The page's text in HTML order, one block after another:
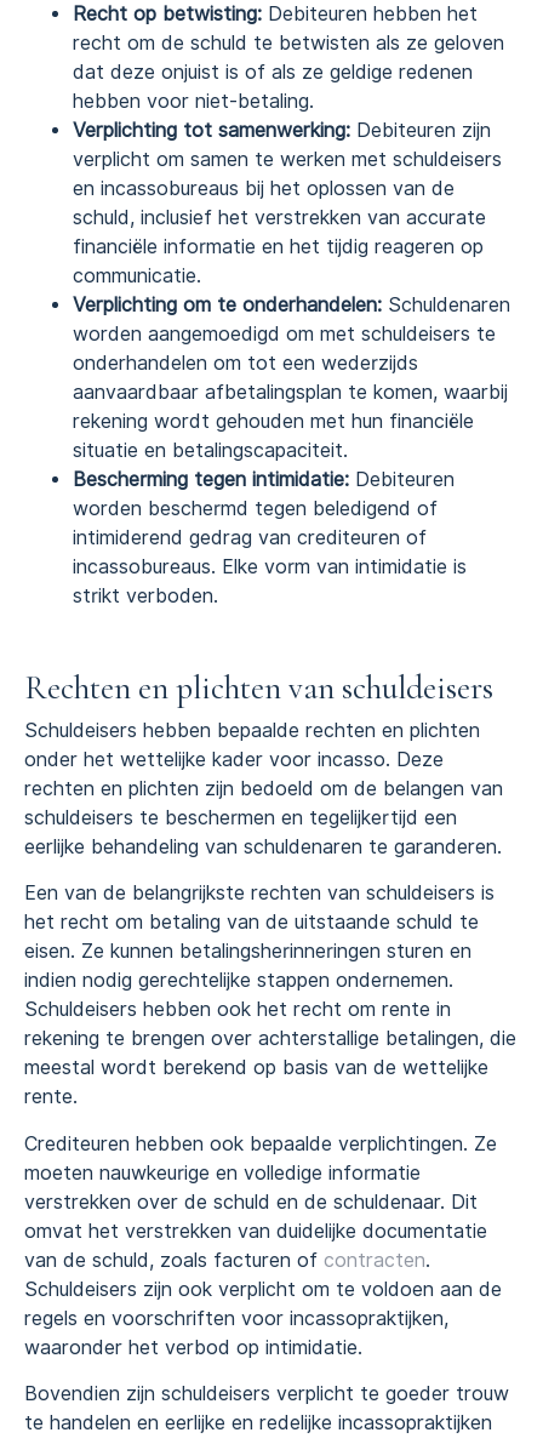
Recht op betwisting: Debiteuren hebben het
recht om de schuld te betwisten als ze geloven
dat deze onjuist is of als ze geldige redenen
hebben voor niet-betaling.
Verplichting tot samenwerking: Debiteuren zijn
verplicht om samen te werken met schuldeisers
en incassobureaus bij het oplossen van de
schuld, inclusief het verstrekken van accurate
financiële informatie en het tijdig reageren op
communicatie.
Verplichting om te onderhandelen: Schuldenaren
worden aangemoedigd om met schuldeisers te
onderhandelen om tot een wederzijds
aanvaardbaar afbetalingsplan te komen, waarbij
rekening wordt gehouden met hun financiële
situatie en betalingscapaciteit.
Bescherming tegen intimidatie: Debiteuren
worden beschermd tegen beledigend of
intimiderend gedrag van crediteuren of
incassobureaus. Elke vorm van intimidatie is
strikt verboden.
Rechten en plichten van schuldeisers
Schuldeisers hebben bepaalde rechten en plichten
onder het wettelijke kader voor incasso. Deze
rechten en plichten zijn bedoeld om de belangen van
schuldeisers te beschermen en tegelijkertijd een
eerlijke behandeling van schuldenaren te garanderen.
Een van de belangrijkste rechten van schuldeisers is
het recht om betaling van de uitstaande schuld te
eisen. Ze kunnen betalingsherinneringen sturen en
indien nodig gerechtelijke stappen ondernemen.
Schuldeisers hebben ook het recht om rente in
rekening te brengen over achterstallige betalingen, die
meestal wordt berekend op basis van de wettelijke
rente.
Crediteuren hebben ook bepaalde verplichtingen. Ze
moeten nauwkeurige en volledige informatie
verstrekken over de schuld en de schuldenaar. Dit
omvat het verstrekken van duidelijke documentatie
van de schuld, zoals facturen of contracten.
Schuldeisers zijn ook verplicht om te voldoen aan de
regels en voorschriften voor incassopraktijken,
waaronder het verbod op intimidatie.
Bovendien zijn schuldeisers verplicht te goeder trouw
te handelen en eerlijke en redelijke incassopraktijken